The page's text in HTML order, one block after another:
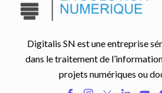
Digitalis SN est une entreprise
dans le traitement de
projets numériques ou